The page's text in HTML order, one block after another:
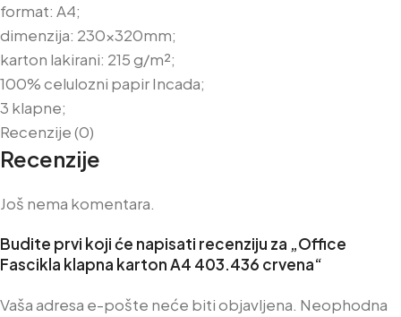
format: A4;
dimenzija: 230x320mm;
karton lakirani: 215 g/m²;
100% celulozni papir Incada;
3 klapne;
Recenzije (0)
Recenzije
Još nema komentara.
Budite prvi koji će napisati recenziju za „Office
Fascikla klapna karton A4 403.436 crvena“
Vaša adresa e-pošte neće biti objavljena. Neophodna